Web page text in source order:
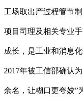
工场取出产过程管节
项目司理及相关专业
成长，是工业和消息
2017年被工信部确认
余名，让糊口更夸姣”